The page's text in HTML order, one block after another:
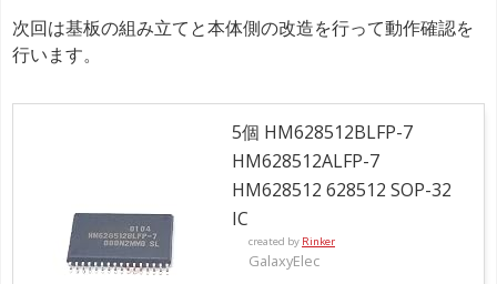
次回は基板の組み立てと本体側の改造を行って動作確認を
行います。
5個 HM628512BLFP-7
HM628512ALFP-7
HM628512 628512 SOP-32
IC
created by Rinker
GalaxyElec